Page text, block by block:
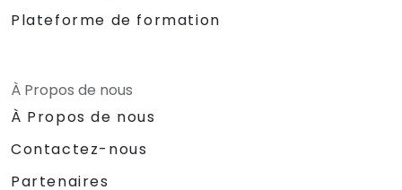
Plateforme de formation
À Propos de nous
À Propos de nous
Contactez-nous
Partenaires